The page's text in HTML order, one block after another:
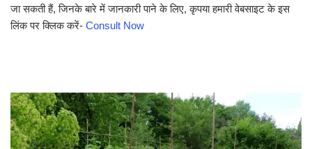
जा सकती हैं, जिनके बारे में जानकारी पाने के लिए, कृपया हमारी वेबसाइट के इस
लिंक पर क्लिक करें- Consult Now